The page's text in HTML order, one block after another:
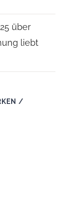
über
liebt
/